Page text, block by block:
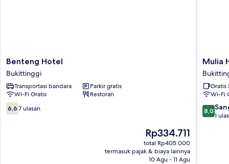
Benteng
Hotel
Bukittinggi
Benteng Hotel
Bukittinggi
Transportasi bandara
Parkir gratis
Wi-Fi Gratis
Restoran
6.6
dari
6,6 7 ulasan
Harga
sekarang
Rp334.711
Rp334.711
total Rp405.000
termasuk pajak & biaya lainnya
10 Agu - 11 Agu
Mulia
Hotel
Syariah
Mulia
Gratis
Wi-Fi
8.0
dari
8,0
1